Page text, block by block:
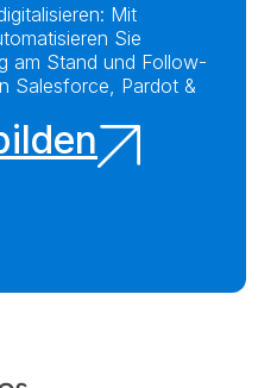
Mit
Sie
am Stand und Follow-
Salesforce, Pardot &